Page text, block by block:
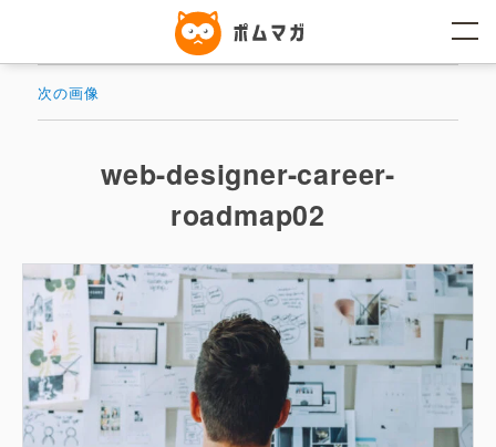
ン
次の画像
web-designer-career-
roadmap02